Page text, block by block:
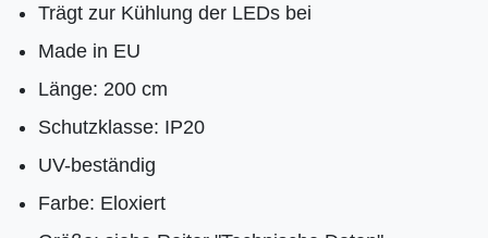
Trägt zur Kühlung der LEDs bei
Made in EU
Länge: 200 cm
Schutzklasse: IP20
UV-beständig
Farbe: Eloxiert